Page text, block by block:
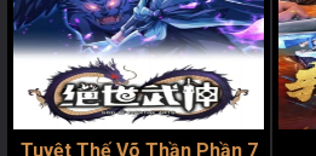
Tuyệt Thế Võ Thần Phần 7